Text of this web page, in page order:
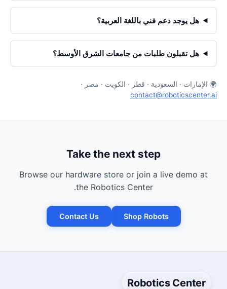
هل يوجد دعم فني باللغة العربية؟
هل تقبلون طلبات من جامعات الشرق الأوسط؟
🌍 الإمارات · السعودية · قطر · الكويت · مصر ·
contact@roboticscenter.ai
Take the next step
Browse our hardware store or join a live demo at
the Robotics Center.
Shop Robots
Contact Us
Robotics Center